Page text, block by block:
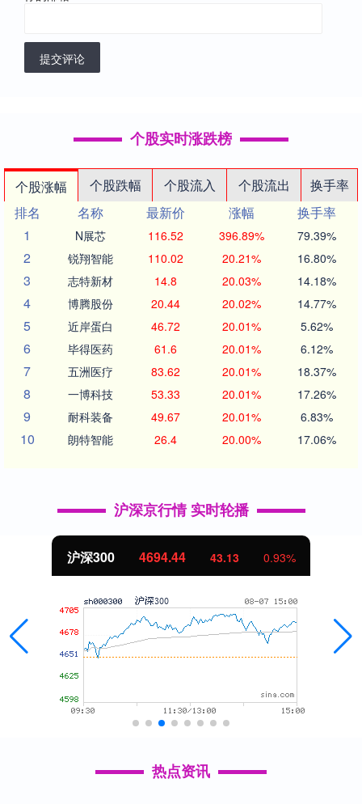
提交评论
个股实时涨跌榜
个股涨幅 个股跌幅 个股流入 个股流出
换手率
排名
名称 最新价 涨幅
换手率
1
N展芯 116.52 396.89% 79.39%
2 锐翔智能 110.02 20.21% 16.80%
3 志特新材 14.8 20.03% 14.18%
4 博腾股份 20.44 20.02% 14.77%
5 近岸蛋白 46.72 20.01% 5.62%
6 毕得医药 61.6 20.01% 6.12%
7 五洲医疗 83.62 20.01% 18.37%
8 一博科技 53.33 20.01% 17.26%
9 耐科装备 49.67 20.01% 6.83%
10 朗特智能 26.4 20.00% 17.06%
沪深京行情 实时轮播
沪深300 4694.44 43.13 0.93%
热点资讯